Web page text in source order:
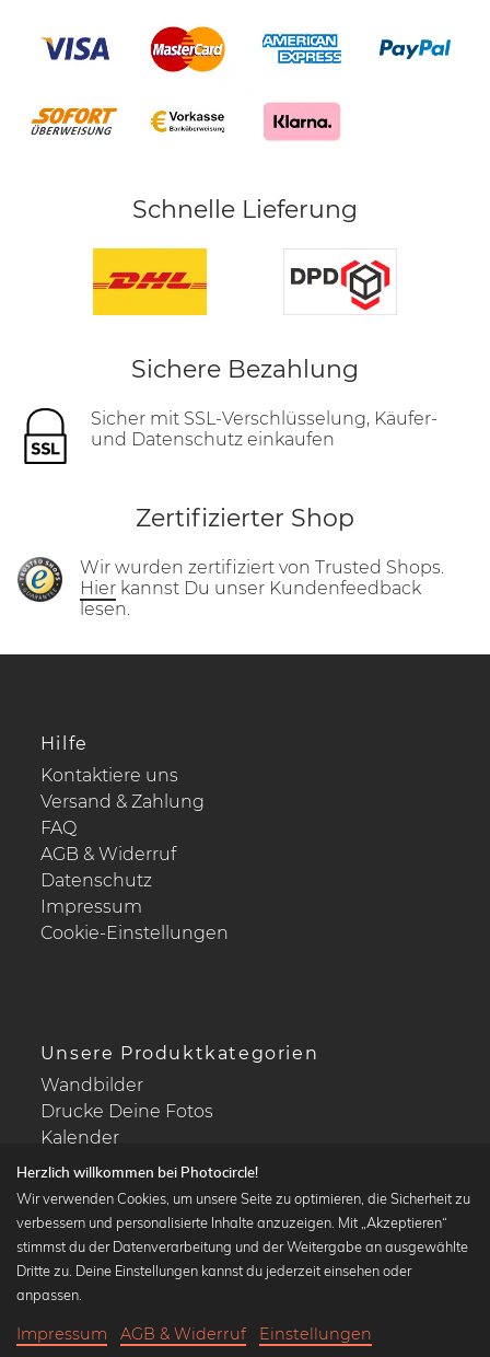
Schnelle Lieferung
Sichere Bezahlung
Sicher mit SSL-Verschlüsselung, Käufer-
und Datenschutz einkaufen
Zertifizierter Shop
Wir wurden zertifiziert von Trusted Shops.
Hier kannst Du unser Kundenfeedback
lesen.
Hilfe
Kontaktiere uns
Versand & Zahlung
FAQ
AGB & Widerruf
Datenschutz
Impressum
Cookie-Einstellungen
Unsere Produktkategorien
Wandbilder
Drucke Deine Fotos
Kalender
Beliebte Kollektionen
Wandbilder in schwarz-weiß
Klassiker der Kunstgeschichte
Herzlich willkommen bei Photocircle!
Wir verwenden Cookies, um unsere Seite zu optimieren, die Sicherheit zu
verbessern und personalisierte Inhalte anzuzeigen. Mit „Akzeptieren“
stimmst du der Datenverarbeitung und der Weitergabe an ausgewählte
Dritte zu. Deine Einstellungen kannst du jederzeit einsehen oder
anpassen.
Impressum AGB & Widerruf Einstellungen